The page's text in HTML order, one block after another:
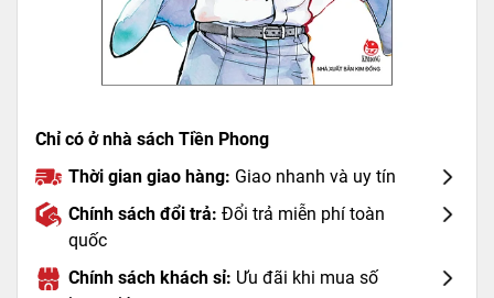
Chỉ có ở nhà sách Tiền Phong
Thời gian giao hàng: Giao nhanh và uy tín
Chính sách đổi trả: Đổi trả miễn phí toàn
quốc
Chính sách khách sỉ: Ưu đãi khi mua số